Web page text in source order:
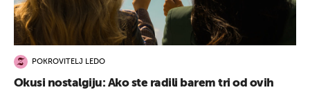
POKROVITELJ LEDO
Okusi nostalgiju: Ako ste radili barem tri od ovih
UKLJUČITE NOTIFIKACIJE